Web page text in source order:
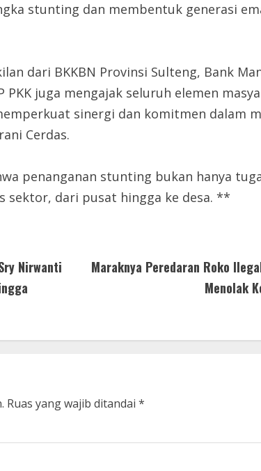
stunting dan membentuk generasi
dari BKKBN Provinsi Sulteng, Bank
PKK juga mengajak seluruh elemen
sinergi dan komitmen dalam
Cerdas.
penanganan stunting bukan hanya
dari pusat hingga ke desa. **
Nirwanti
Maraknya Peredaran Roko
Menolak
Ruas yang wajib ditandai *